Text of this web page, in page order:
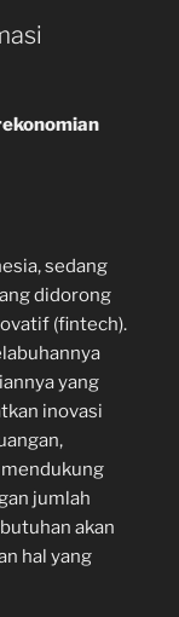
sedang
didorong
(fintech).
yang
inovasi
jumlah
akan
hal yang